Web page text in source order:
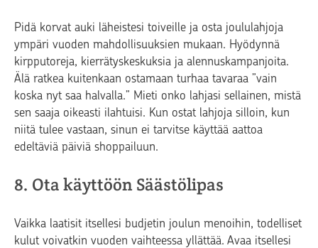
Pidä korvat auki läheistesi toiveille ja osta joululahjoja
ympäri vuoden mahdollisuuksien mukaan. Hyödynnä
kirpputoreja, kierrätyskeskuksia ja alennuskampanjoita.
Älä ratkea kuitenkaan ostamaan turhaa tavaraa ”vain
koska nyt saa halvalla.” Mieti onko lahjasi sellainen, mistä
sen saaja oikeasti ilahtuisi. Kun ostat lahjoja silloin, kun
niitä tulee vastaan, sinun ei tarvitse käyttää aattoa
edeltäviä päiviä shoppailuun.
8. Ota käyttöön Säästölipas
Vaikka laatisit itsellesi budjetin joulun menoihin, todelliset
kulut voivatkin vuoden vaihteessa yllättää. Avaa itsellesi